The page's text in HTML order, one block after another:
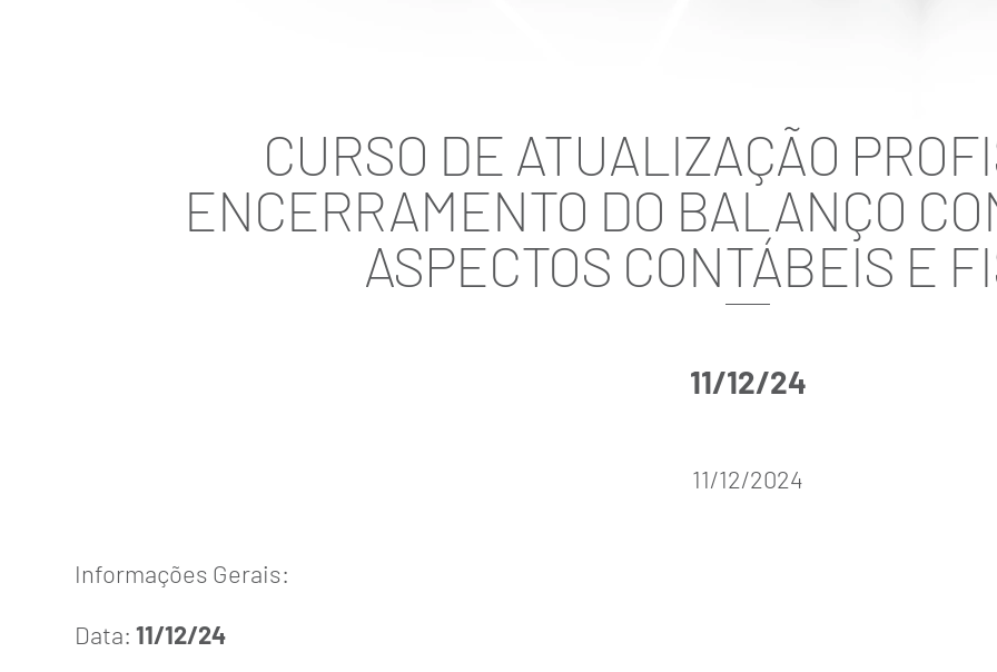
CURSO DE ATUALIZAÇÃO
ENCERRAMENTO DO BALANÇO
ASPECTOS CONTÁBEIS E
11/12/24
11/12/2024
Informações Gerais:
Data:11/12/24